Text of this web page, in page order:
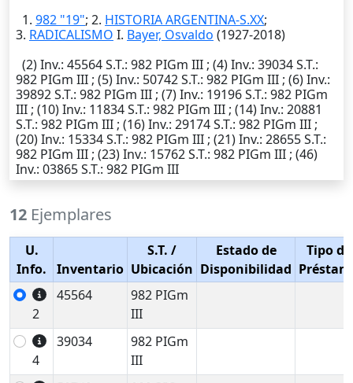
1. 982 "19"; 2. HISTORIA ARGENTINA-S.XX;
3. RADICALISMO I. Bayer, Osvaldo (1927-2018)
(2)Inv.: 45564S.T.: 982 PIGm III ; (4)Inv.: 39034S.T.:
982 PIGm III ; (5)Inv.: 50742S.T.: 982 PIGm III ; (6)Inv.:
39892S.T.: 982 PIGm III ; (7)Inv.: 19196S.T.: 982 PIGm
III ; (10)Inv.: 11834S.T.: 982 PIGm III ; (14)Inv.: 20881
S.T.: 982 PIGm III ; (16)Inv.: 29174S.T.: 982 PIGm III ;
(20)Inv.: 15334S.T.: 982 PIGm III ; (21)Inv.: 28655S.T.:
982 PIGm III ; (23)Inv.: 15762S.T.: 982 PIGm III ; (46)
Inv.: 03865S.T.: 982 PIGm III
12 Ejemplares
U.
Info.
Inventario
S.T. /
Ubicación
Estado de
Disponibilidad
Tipo de
2
45564
982 PIGm
III
4
39034
982 PIGm
III